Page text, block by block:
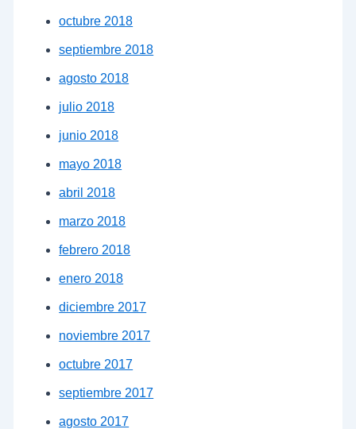
octubre 2018
septiembre 2018
agosto 2018
julio 2018
junio 2018
mayo 2018
abril 2018
marzo 2018
febrero 2018
enero 2018
diciembre 2017
noviembre 2017
octubre 2017
septiembre 2017
agosto 2017